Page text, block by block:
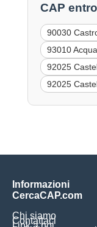
CAP
90030
93010
92025
92025
Informazioni
CercaCAP.com
Chi siamo
Contattaci